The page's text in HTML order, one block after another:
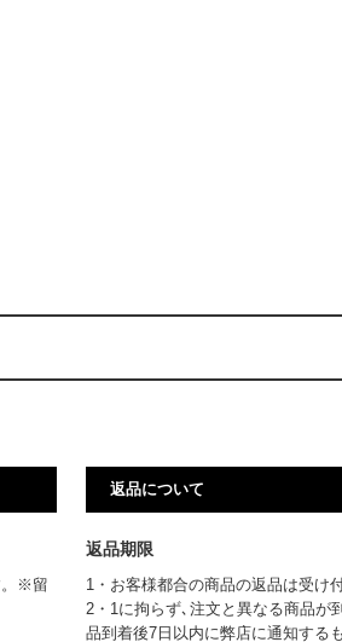
。※留
返品について
返品期限
1・お客様都合の商品の返品は受け
2・1に拘らず､注文と異なる商品が
品到着後7日以内に弊店に通知する